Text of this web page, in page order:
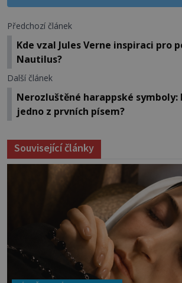
Předchozí článek
Kde vzal Jules Verne inspiraci pro
Nautilus?
Další článek
Nerozluštěné harappské
jedno z prvních písem?
Související články